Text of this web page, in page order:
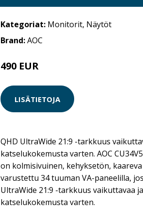
Kategoriat: Monitorit, Näytöt
Brand:AOC
490 EUR
LISÄTIETOJA
QHD UltraWide 21:9 -tarkkuus
katselukokemusta varten. AOC
on kolmisivuinen, kehyksetön,
varustettu 34 tuuman VA-paneelilla,
UltraWide 21:9 -tarkkuus vaikuttavaa
katselukokemusta varten.